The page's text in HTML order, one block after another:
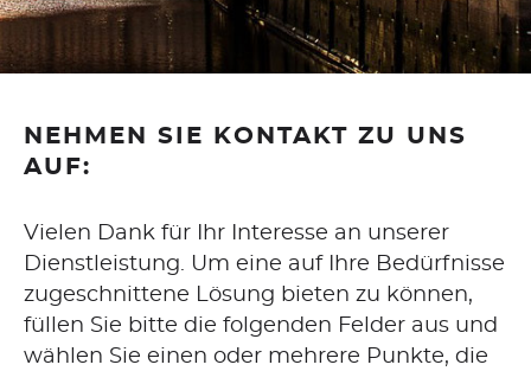
WEBDESIGN
CORPORATE DESIGN
SEO
CONTENT-ERSTELLUNG
WORDPRESS
NEHMEN SIE KONTAKT ZU UNS
AUF:
Vielen Dank für Ihr Interesse an unserer
Dienstleistung. Um eine auf Ihre Bedürfnisse
zugeschnittene Lösung bieten zu können,
füllen Sie bitte die folgenden Felder aus und
wählen Sie einen oder mehrere Punkte, die